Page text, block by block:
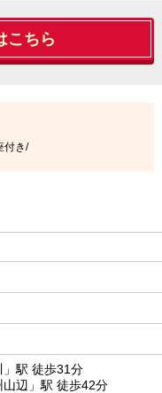
こちら
付き/
駅 徒歩31分
辺」駅 徒歩42分